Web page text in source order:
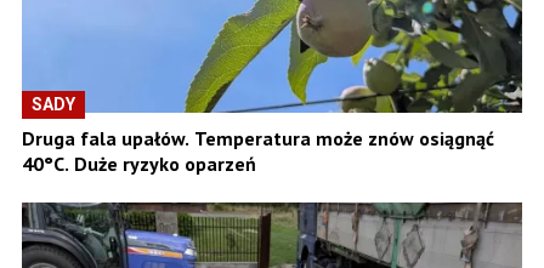
SADY
Druga fala upałów. Temperatura może znów osiągnąć
40°C. Duże ryzyko oparzeń